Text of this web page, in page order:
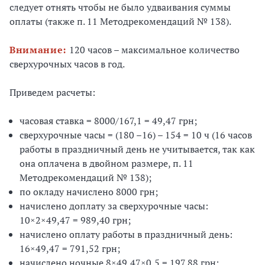
следует отнять чтобы не было удваивания суммы
оплаты (также п. 11 Методрекомендаций № 138).
Внимание: 120 часов – максимальное количество
сверхурочных часов в год.
Приведем расчеты:
часовая ставка = 8000/167,1 = 49,47 грн;
сверхурочные часы = (180 –16) – 154 = 10 ч (16 часов
работы в праздничный день не учитывается, так как
она оплачена в двойном размере, п. 11
Методрекомендаций № 138);
по окладу начислено 8000 грн;
начислено доплату за сверхурочные часы:
10×2×49,47 = 989,40 грн;
начислено оплату работы в праздничный день:
16×49,47 = 791,52 грн;